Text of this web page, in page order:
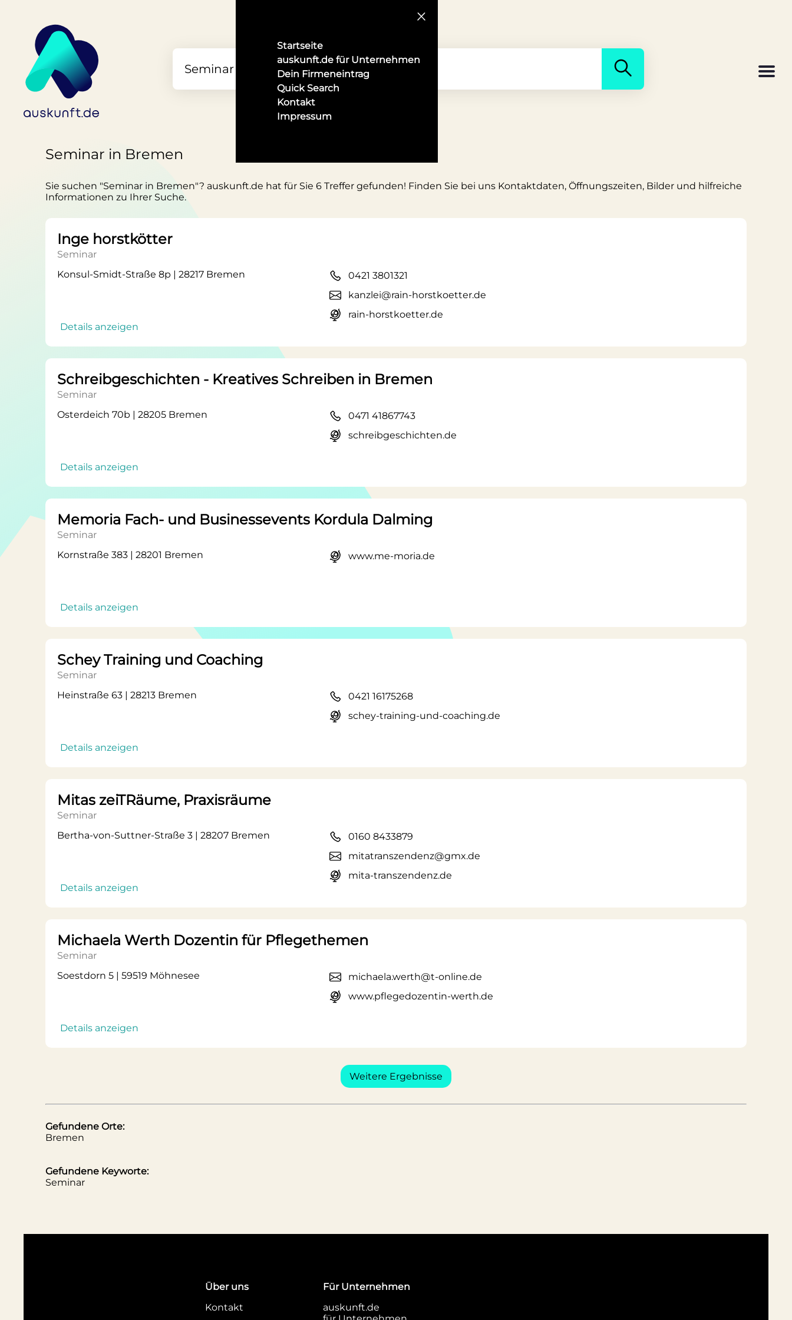
Startseite
auskunft.de für Unternehmen
Dein Firmeneintrag
Quick Search
Kontakt
Impressum
Seminar in Bremen
Sie suchen "Seminar in Bremen"? auskunft.de hat für Sie 6 Treffer gefunden! Finden Sie bei uns Kontaktdaten, Öffnungszeiten, Bilder und hilfreiche
Informationen zu Ihrer Suche.
Inge horstkötter
Seminar
Konsul-Smidt-Straße 8p | 28217 Bremen
Details anzeigen
0421 3801321
kanzlei@rain-horstkoetter.de
rain-horstkoetter.de
Schreibgeschichten - Kreatives Schreiben in Bremen
Seminar
Osterdeich 70b | 28205 Bremen
Details anzeigen
0471 41867743
schreibgeschichten.de
Memoria Fach- und Businessevents Kordula Dalming
Seminar
Kornstraße 383 | 28201 Bremen
Details anzeigen
www.me-moria.de
Schey Training und Coaching
Seminar
Heinstraße 63 | 28213 Bremen
Details anzeigen
0421 16175268
schey-training-und-coaching.de
Mitas zeiTRäume, Praxisräume
Seminar
Bertha-von-Suttner-Straße 3 | 28207 Bremen
Details anzeigen
0160 8433879
mitatranszendenz@gmx.de
mita-transzendenz.de
Michaela Werth Dozentin für Pflegethemen
Seminar
Soestdorn 5 | 59519 Möhnesee
Details anzeigen
michaela.werth@t-online.de
www.pflegedozentin-werth.de
Weitere Ergebnisse
Gefundene Orte:
Bremen
Gefundene Keyworte:
Seminar
Über uns
Kontakt
Für Unternehmen
auskunft.de